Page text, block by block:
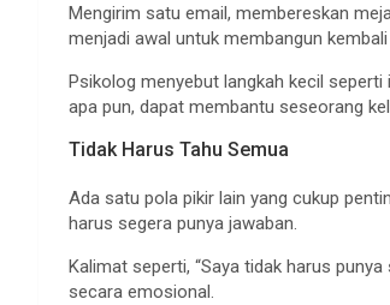
Mengirim satu email, membereskan
menjadi awal untuk membangun
Psikolog menyebut langkah kecil
apa pun, dapat membantu seseorang
Tidak Harus Tahu Semua
Ada satu pola pikir lain yang cukup
harus segera punya jawaban.
Kalimat seperti, “Saya tidak harus
secara emosional.